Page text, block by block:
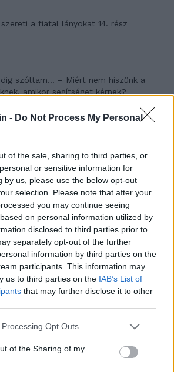
- Do Not Process My Personal
of the sale, sharing to third parties, or
or sensitive information for
by us, please use the below opt-out
selection. Please note that after your
you may continue seeing
on personal information utilized by
disclosed to third parties prior to
separately opt-out of the further
information by third parties on the
participants. This information may
us to third parties on the IAB’s List of
that may further disclose it to other
Opt Outs
of the Sharing of my
szereti a fiatal lányokat 14. rész
szóltam… – Miért nem hiszünk a
amikor segítséget kérnek?
Robbs: Adéle és az örökölt árnyak
rész
Allen megosztó zsenialitása
nevetés, anekdoták